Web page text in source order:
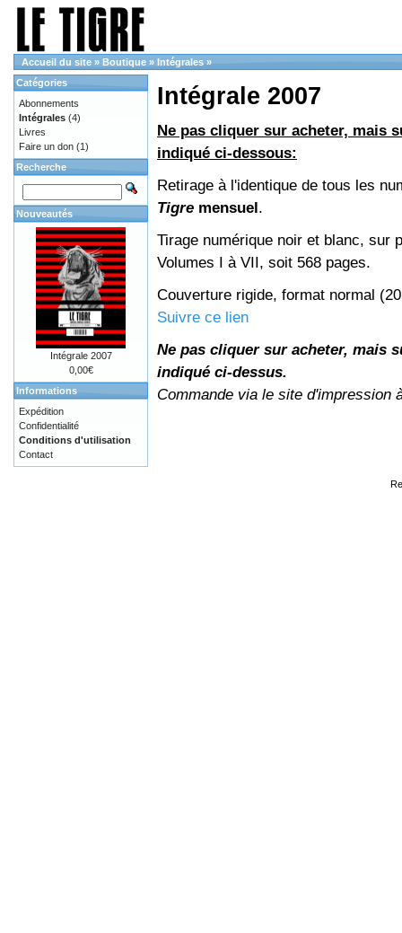
Accueil du site » Boutique » Intégrales »
Intégrale 2007
Ne pas cliquer sur acheter, mais
indiqué ci-dessous:
Retirage à l'identique de tous les
Tigre mensuel.
Tirage numérique noir et blanc, sur
Volumes I à VII, soit 568 pages.
Couverture rigide, format normal
Suivre ce lien
Ne pas cliquer sur acheter, mais
indiqué ci-dessus.
Commande via le site d'impression
Catégories
Abonnements
Intégrales (4)
Livres
Faire un don (1)
Recherche
Nouveautés
Intégrale 2007
0,00€
Informations
Expédition
Confidentialité
Conditions d'utilisation
Contact